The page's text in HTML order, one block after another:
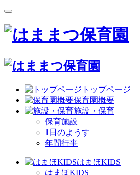
トップページ
保育園概要
施設・保育
保育施設
1日のようす
年間行事
はまほKIDS
はまほKIDS